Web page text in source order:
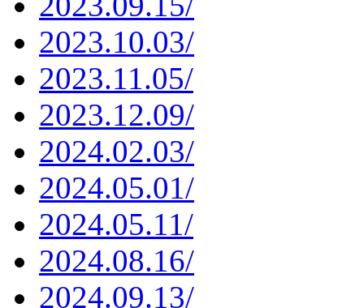
2023.10.03/
2023.11.05/
2023.12.09/
2024.02.03/
2024.05.01/
2024.05.11/
2024.08.16/
2024.09.13/